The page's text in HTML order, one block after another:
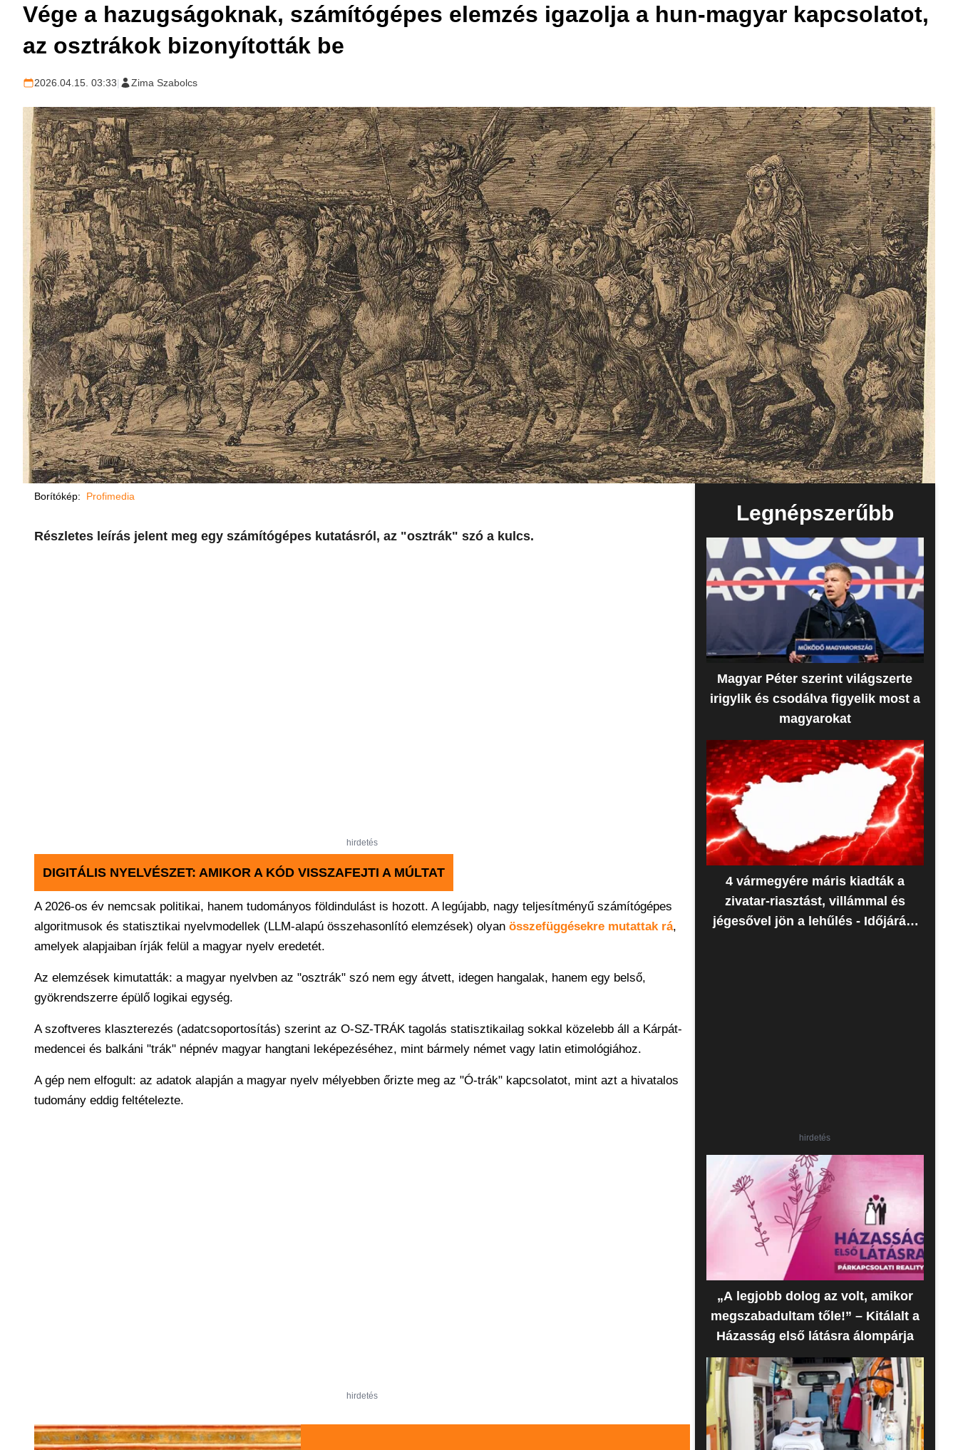
Vége a hazugságoknak, számítógépes elemzés igazolja a hun-magyar kapcsolatot,
az osztrákok bizonyították be
2026.04.15. 03:33| Zima Szabolcs
Borítókép: Profimedia
Részletes leírás jelent meg egy számítógépes kutatásról, az "osztrák" szó a kulcs.
hirdetés
DIGITÁLIS NYELVÉSZET: AMIKOR A KÓD VISSZAFEJTI A MÚLTAT
A 2026-os év nemcsak politikai, hanem tudományos földindulást is hozott. A legújabb, nagy teljesítményű számítógépes
algoritmusok és statisztikai nyelvmodellek (LLM-alapú összehasonlító elemzések) olyan összefüggésekre mutattak rá,
amelyek alapjaiban írják felül a magyar nyelv eredetét.
Az elemzések kimutatták: a magyar nyelvben az "osztrák" szó nem egy átvett, idegen hangalak, hanem egy belső,
gyökrendszerre épülő logikai egység.
A szoftveres klaszterezés (adatcsoportosítás) szerint az O-SZ-TRÁK tagolás statisztikailag sokkal közelebb áll a Kárpát-
medencei és balkáni "trák" népnév magyar hangtani leképezéséhez, mint bármely német vagy latin etimológiához.
A gép nem elfogult: az adatok alapján a magyar nyelv mélyebben őrizte meg az "Ó-trák" kapcsolatot, mint azt a hivatalos
tudomány eddig feltételezte.
hirdetés
Legnépszerűbb
Magyar Péter szerint világszerte
irigylik és csodálva figyelik most a
magyarokat
4 vármegyére máris kiadták a
zivatar-riasztást, villámmal és
jégesővel jön a lehűlés - Időjárás-
hirdetés
„A legjobb dolog az volt, amikor
megszabadultam tőle!” – Kitálalt a
Házasság első látásra álompárja